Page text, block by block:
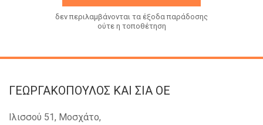
δεν περιλαμβάνονται τα έξοδα παράδοσης
ούτε η τοποθέτηση
ΓΕΩΡΓΑΚΟΠΟΥΛΟΣ KAI ΣΙΑ OE
Ιλισσού 51, Μοσχάτο,